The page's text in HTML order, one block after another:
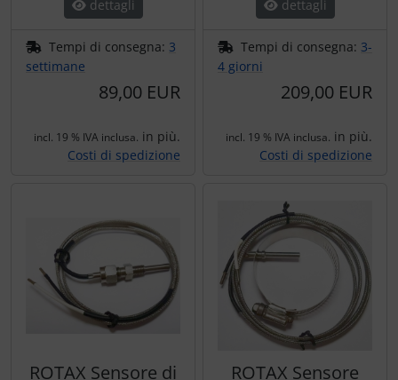
dettagli
Tempi di consegna: 3
settimane
89,00 EUR
incl. 19 % IVA inclusa. in più.
Costi di spedizione
dettagli
Tempi di consegna: 3-
4 giorni
209,00 EUR
incl. 19 % IVA inclusa. in più.
Costi di spedizione
ROTAX Sensore di
ROTAX Sensore